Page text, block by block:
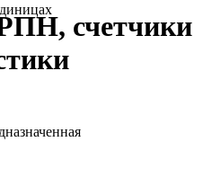
счетчики